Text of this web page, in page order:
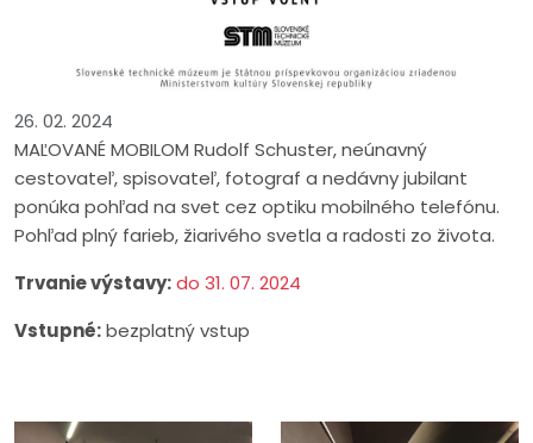
26. 02. 2024
MAĽOVANÉ MOBILOM Rudolf Schuster, neúnavný
cestovateľ, spisovateľ, fotograf a nedávny jubilant
ponúka pohľad na svet cez optiku mobilného telefónu.
Pohľad plný farieb, žiarivého svetla a radosti zo života.
Trvanie výstavy:do 31. 07. 2024
Vstupné:bezplatný vstup